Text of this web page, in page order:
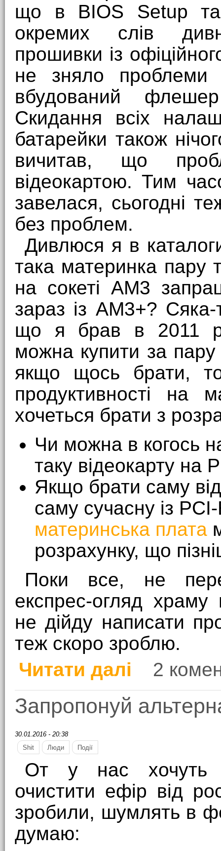
що в BIOS Setup та
окремих слів
прошивки із
не зняло проблеми
вбудований
Скидання всіх
батарейки також
вичитав, що
відеокартою. Тим
завелася, сьогодні
без проблем.
Дивлюся я в
така материнка пару
на сокеті АМ3
зараз із АМ3+? Сяка-
що я брав в 2011
можна купити за
якщо щось брати,
продуктивності на
хочеться брати з
Чи можна в когось
таку відеокарту на
Якщо брати саму
саму сучасну із
материнська плата
розрахунку, що
Поки все, не
експрес-огляд храму
не дійду написати
теж скоро зроблю.
Читати далі
про Матеріальних
2
Запропонуй
30.01.2016 - 20:38
Shit
Люди Події
От у нас хочуть
очистити ефір від
зробили, шумлять в
думаю: